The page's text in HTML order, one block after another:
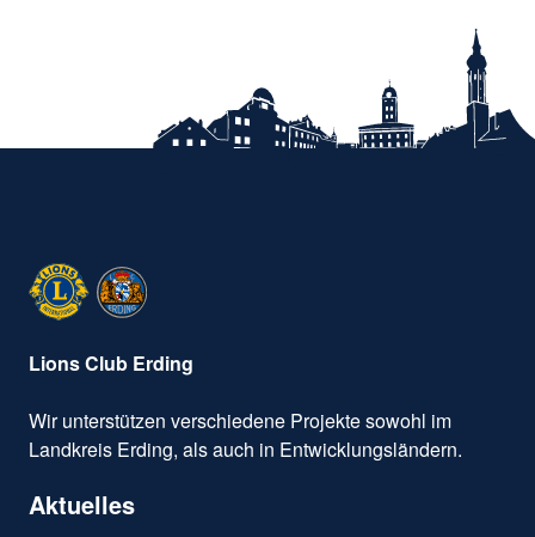
Lions Club Erding
Wir unterstützen verschiedene Projekte sowohl im
Landkreis Erding, als auch in Entwicklungsländern.
Aktuelles